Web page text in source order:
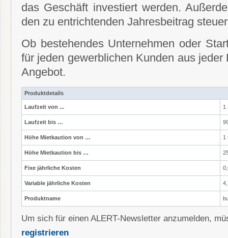
das Geschäft investiert werden.
den zu entrichtenden Jahresbeitrag
Ob bestehendes Unternehmen oder
für jeden gewerblichen Kunden aus
Angebot.
Produktdetails
Laufzeit von ... 1
Laufzeit bis …
Höhe Mietkaution von … 1
Höhe Mietkaution bis …
Fixe jährliche Kosten
Variable jährliche Kosten
Produktname
Um sich für einen ALERT-Newsletter anzumelden,
registrieren